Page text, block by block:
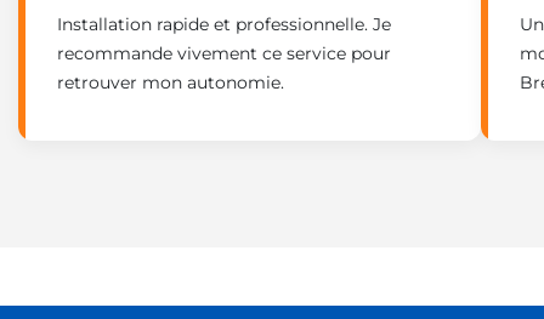
Installation rapide et professionnelle. Je
recommande vivement ce service pour
retrouver mon autonomie.